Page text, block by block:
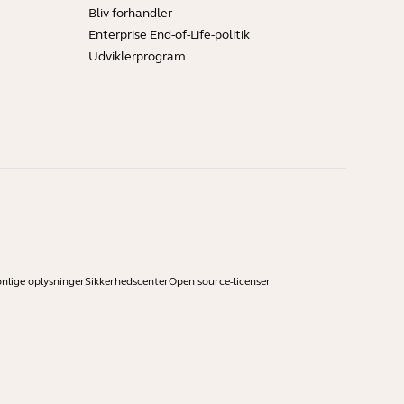
Bliv forhandler
Enterprise End-of-Life-politik
Udviklerprogram
oplysningerSikkerhedscenterOpen source-licenser